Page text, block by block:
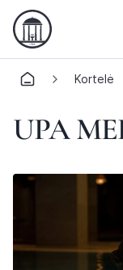
Kortelė
UPA